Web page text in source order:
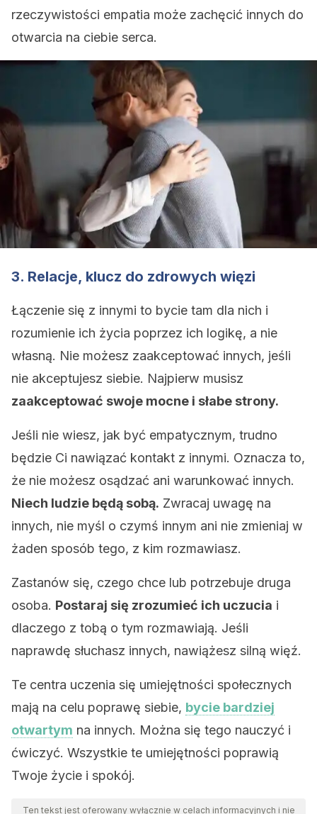
rzeczywistości empatia może zachęcić innych do
otwarcia na ciebie serca.
3. Relacje, klucz do zdrowych więzi
Łączenie się z innymi to bycie tam dla nich i
rozumienie ich życia poprzez ich logikę, a nie
własną. Nie możesz zaakceptować innych, jeśli
nie akceptujesz siebie. Najpierw musisz
zaakceptować swoje mocne i słabe strony.
Jeśli nie wiesz, jak być empatycznym, trudno
będzie Ci nawiązać kontakt z innymi. Oznacza to,
że nie możesz osądzać ani warunkować innych.
Niech ludzie będą sobą. Zwracaj uwagę na
innych, nie myśl o czymś innym ani nie zmieniaj w
żaden sposób tego, z kim rozmawiasz.
Zastanów się, czego chce lub potrzebuje druga
osoba. Postaraj się zrozumieć ich uczucia i
dlaczego z tobą o tym rozmawiają. Jeśli
naprawdę słuchasz innych, nawiążesz silną więź.
Te centra uczenia się umiejętności społecznych
mają na celu poprawę siebie, bycie bardziej
otwartym na innych. Można się tego nauczyć i
ćwiczyć. Wszystkie te umiejętności poprawią
Twoje życie i spokój.
Ten tekst jest oferowany wyłącznie w celach informacyjnych i nie